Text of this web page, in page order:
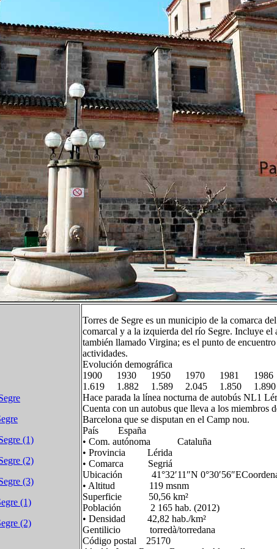
(1)
(2)
(3)
(1)
(2)
Torres de Segre es un municipio de la comarca
comarcal y a la izquierda del río Segre. Incluye el
también llamado Virgina; es el punto de
actividades.
Evolución demográfica
1900 1930 1950 1970 1981 1986
1.619 1.882 1.589 2.045 1.850 1.890
Hace parada la línea nocturna de autobús NL1
Cuenta con un autobus que lleva a los miembros
Barcelona que se disputan en el Camp nou.
País España
• Com. autónoma Cataluña
• Provincia Lérida
• Comarca Segriá
Ubicación 41°32′11″N
• Altitud 119 msnm
Superficie 50,56 km²
Población 2 165 hab. (2012)
• Densidad 42,82 hab./km²
Gentilicio torredà/torredana
Código postal 25170